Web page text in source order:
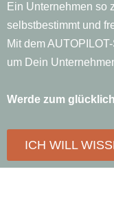
Ein Unternehmen so
selbstbestimmt und
Mit dem
um Dein
Werde zum
ICH WILL